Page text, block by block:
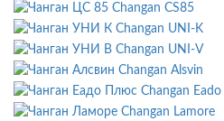
Changan CS85
Changan UNI-K
Changan UNI-V
Changan Alsvin
Changan Eado
Changan Lamore